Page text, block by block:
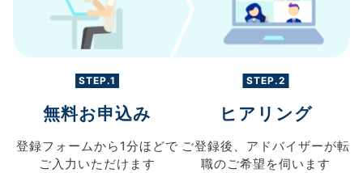
STEP.1
無料お申込み
登録フォームから 1分ほどで
ご入力 いただけます
STEP.2
ヒアリング
ご登録後、 アドバイザーが転
職のご希望を伺います